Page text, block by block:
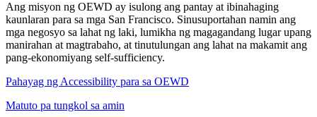
Ang misyon ng OEWD ay isulong ang pantay at ibinahaging
kaunlaran para sa mga San Francisco. Sinusuportahan namin ang
mga negosyo sa lahat ng laki, lumikha ng magagandang lugar upang
manirahan at magtrabaho, at tinutulungan ang lahat na makamit ang
pang-ekonomiyang self-sufficiency.
Pahayag ng Accessibility para sa OEWD
Matuto pa tungkol sa amin